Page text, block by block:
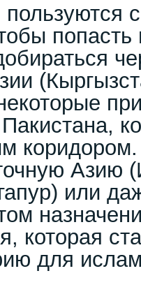
коридором.
Азию
или
которая
для